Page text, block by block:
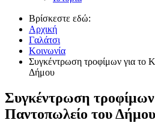
Βρίσκεστε εδώ:
Αρχική
Γαλάτσι
Κοινωνία
Συγκέντρωση τροφίμων για το
Δήμου
Συγκέντρωση τροφίμων
Παντοπωλείο του Δήμου